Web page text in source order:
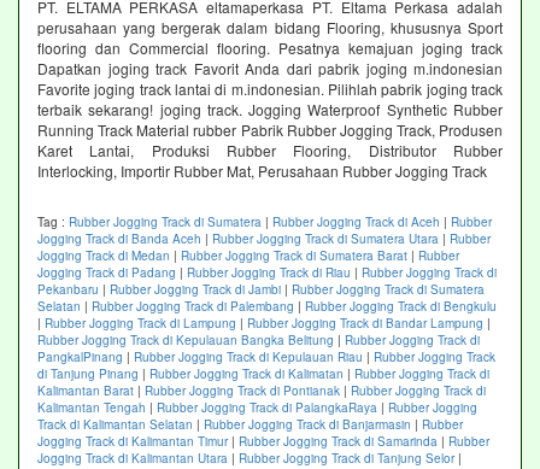
PT. ELTAMA PERKASA eltamaperkasa PT. Eltama Perkasa adalah
perusahaan yang bergerak dalam bidang Flooring, khususnya Sport
flooring dan Commercial flooring. Pesatnya kemajuan joging track
Dapatkan joging track Favorit Anda dari pabrik joging m.indonesian
Favorite joging track lantai di m.indonesian. Pilihlah pabrik joging track
terbaik sekarang! joging track. Jogging Waterproof Synthetic Rubber
Running Track Material rubber Pabrik Rubber Jogging Track, Produsen
Karet Lantai, Produksi Rubber Flooring, Distributor Rubber
Interlocking, Importir Rubber Mat, Perusahaan Rubber Jogging Track
Tag : Rubber Jogging Track di Sumatera | Rubber Jogging Track di Aceh | Rubber
Jogging Track di Banda Aceh | Rubber Jogging Track di Sumatera Utara | Rubber
Jogging Track di Medan | Rubber Jogging Track di Sumatera Barat | Rubber
Jogging Track di Padang | Rubber Jogging Track di Riau | Rubber Jogging Track di
Pekanbaru | Rubber Jogging Track di Jambi | Rubber Jogging Track di Sumatera
Selatan | Rubber Jogging Track di Palembang | Rubber Jogging Track di Bengkulu
| Rubber Jogging Track di Lampung | Rubber Jogging Track di Bandar Lampung |
Rubber Jogging Track di Kepulauan Bangka Belitung | Rubber Jogging Track di
PangkalPinang | Rubber Jogging Track di Kepulauan Riau | Rubber Jogging Track
di Tanjung Pinang | Rubber Jogging Track di Kalimatan | Rubber Jogging Track di
Kalimantan Barat | Rubber Jogging Track di Pontianak | Rubber Jogging Track di
Kalimantan Tengah | Rubber Jogging Track di PalangkaRaya | Rubber Jogging
Track di Kalimantan Selatan | Rubber Jogging Track di Banjarmasin | Rubber
Jogging Track di Kalimantan Timur| Rubber Jogging Track di Samarinda | Rubber
Jogging Track di Kalimantan Utara | Rubber Jogging Track di Tanjung Selor|